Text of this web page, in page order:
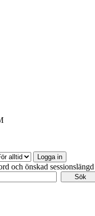
och önskad sessionslängd